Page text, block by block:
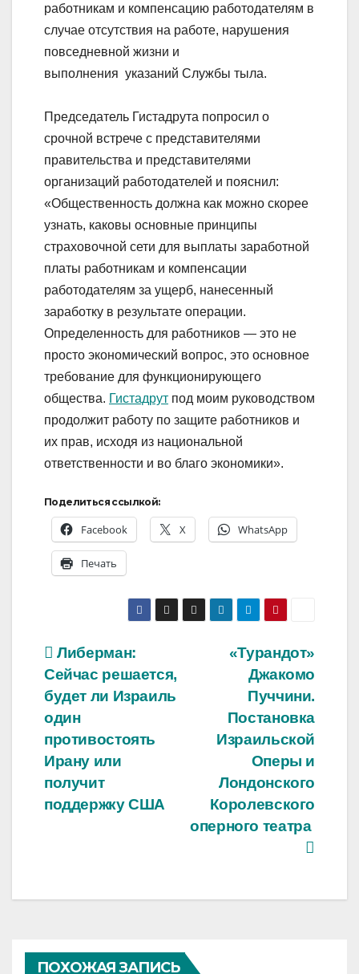
работникам и компенсацию работодателям в
случае отсутствия на работе, нарушения
повседневной жизни и
выполнения указаний Службы тыла.
Председатель Гистадрута попросил о
срочной встрече с представителями
правительства и представителями
организаций работодателей и пояснил:
«Общественность должна как можно скорее
узнать, каковы основные принципы
страховочной сети для выплаты заработной
платы работникам и компенсации
работодателям за ущерб, нанесенный
заработку в результате операции.
Определенность для работников — это не
просто экономический вопрос, это основное
требование для функционирующего
общества. Гистадрут под моим руководством
продолжит работу по защите работников и
их прав, исходя из национальной
ответственности и во благо экономики».
Поделиться ссылкой:
Facebook X WhatsApp
Печать
Навигация
по
записям
«Турандот»
Джакомо
Пуччини.
Постановка
Израильской
Оперы и
Лондонского
Королевского
оперного театра
Либерман:
Сейчас решается,
будет ли Израиль
один
противостоять
Ирану или
получит
поддержку США
ПОХОЖАЯ ЗАПИСЬ